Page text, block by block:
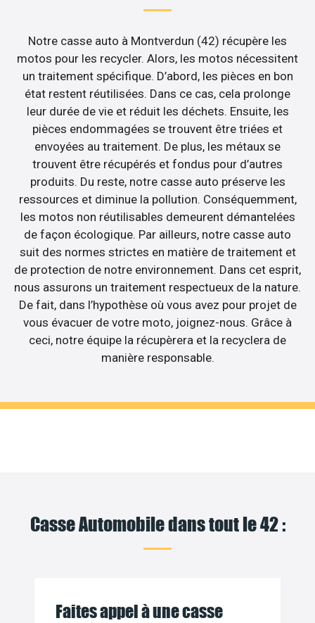
Notre casse auto à Montverdun (42) récupère les
motos pour les recycler. Alors, les motos nécessitent
un traitement spécifique. D’abord, les pièces en bon
état restent réutilisées. Dans ce cas, cela prolonge
leur durée de vie et réduit les déchets. Ensuite, les
pièces endommagées se trouvent être triées et
envoyées au traitement. De plus, les métaux se
trouvent être récupérés et fondus pour d’autres
produits. Du reste, notre casse auto préserve les
ressources et diminue la pollution. Conséquemment,
les motos non réutilisables demeurent démantelées
de façon écologique. Par ailleurs, notre casse auto
suit des normes strictes en matière de traitement et
de protection de notre environnement. Dans cet esprit,
nous assurons un traitement respectueux de la nature.
De fait, dans l’hypothèse où vous avez pour projet de
vous évacuer de votre moto, joignez-nous. Grâce à
ceci, notre équipe la récupèrera et la recyclera de
manière responsable.
Casse Automobile dans tout le 42 :
Faites appel à une casse